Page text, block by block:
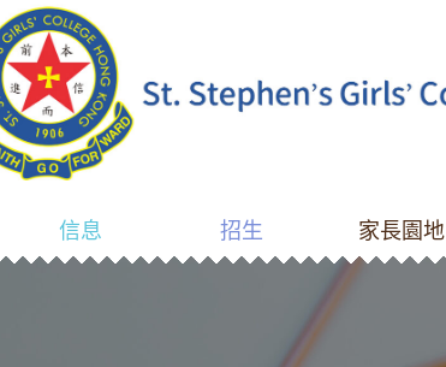
信息 招生 家長園地